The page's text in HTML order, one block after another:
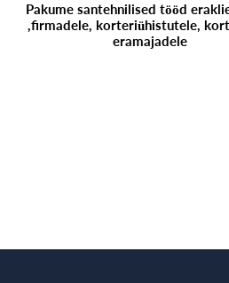
Pakume santehnilised tööd
,firmadele, korteriühistutele,
eramajadele